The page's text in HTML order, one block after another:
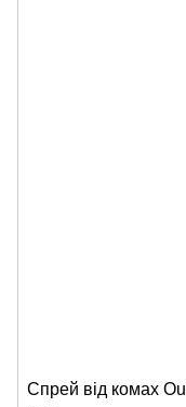
Спрей від комах